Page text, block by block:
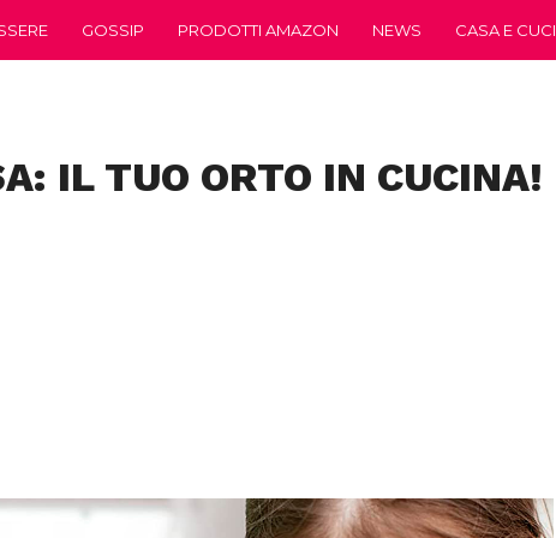
GOSSIP PRODOTTI AMAZON NEWS CASA E
IL TUO ORTO IN CUCINA!